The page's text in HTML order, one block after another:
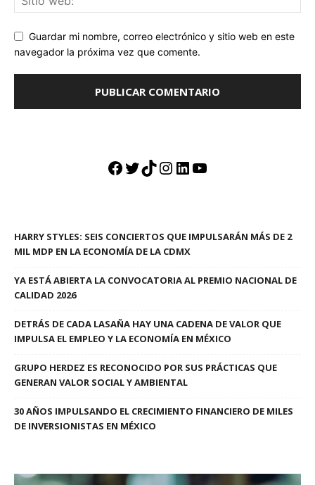
Guardar mi nombre, correo electrónico y sitio web en este
navegador la próxima vez que comente.
Facebook
Twitter
TikTok
Instagram
LinkedIn
YouTube
HARRY STYLES: SEIS CONCIERTOS QUE IMPULSARÁN MÁS DE 2
MIL MDP EN LA ECONOMÍA DE LA CDMX
YA ESTÁ ABIERTA LA CONVOCATORIA AL PREMIO NACIONAL DE
CALIDAD 2026
DETRÁS DE CADA LASAÑA HAY UNA CADENA DE VALOR QUE
IMPULSA EL EMPLEO Y LA ECONOMÍA EN MÉXICO
GRUPO HERDEZ ES RECONOCIDO POR SUS PRÁCTICAS QUE
GENERAN VALOR SOCIAL Y AMBIENTAL
30 AÑOS IMPULSANDO EL CRECIMIENTO FINANCIERO DE MILES
DE INVERSIONISTAS EN MÉXICO